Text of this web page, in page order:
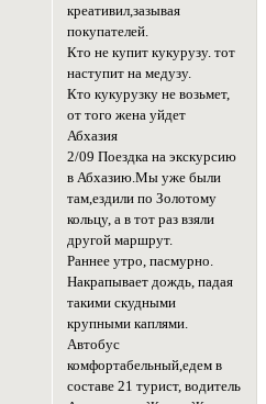
креативил,зазывая
покупателей.
Кто не купит кукурузу. тот
наступит на медузу.
Кто кукурузку не возьмет,
от того жена уйдет
Абхазия
2/09 Поездка на экскурсию
в Абхазию.Мы уже были
там,ездили по Золотому
кольцу, а в тот раз взяли
другой маршрут.
Раннее утро, пасмурно.
Накрапывает дождь, падая
такими скудными
крупными каплями.
Автобус
комфортабельный,едем в
составе 21 турист, водитель